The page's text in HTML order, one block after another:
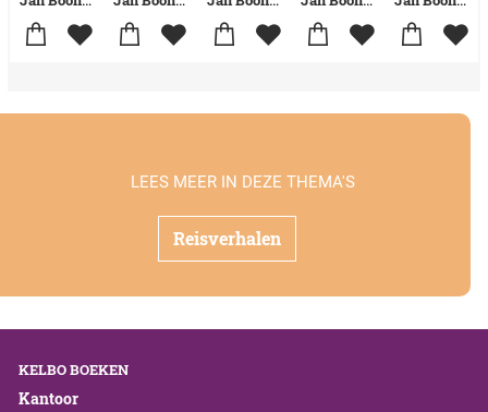
Reisverhalen
LEES MEER IN DEZE THEMA'S
KELBO BOEKEN
Kantoor